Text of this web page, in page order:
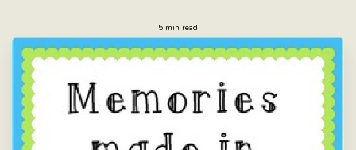
5 min read